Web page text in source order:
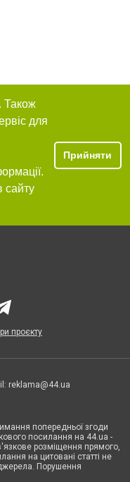
Також
для
сайту
Прийняти
проєкту
reklama@44.ua
попередньої згоди
посилання на 44.ua -
розміщення прямого,
на цитовані статті не
Порушення